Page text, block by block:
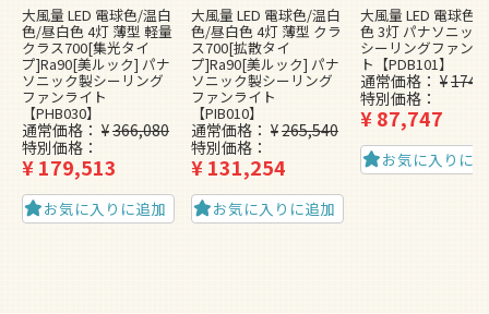
大風量 LED 電球色/温白
色/昼白色 4灯 薄型 軽量
クラス700[集光タイ
プ]Ra90[美ルック] パナ
ソニック製シーリング
ファンライト
【PHB030】
通常価格 ¥366,080
特別価格
¥179,513
お気に入りに追加
大風量 LED 電球色/温白
色/昼白色 4灯 薄型 クラ
ス700[拡散タイ
プ]Ra90[美ルック] パナ
ソニック製シーリング
ファンライト
【PIB010】
通常価格 ¥265,540
特別価格
¥131,254
お気に入りに追加
大風量 LED 電球色/
色 3灯 パナソニッ
シーリングファン
ト【PDB101】
通常価格 ¥
特別価格
¥87,747
お気に入りに